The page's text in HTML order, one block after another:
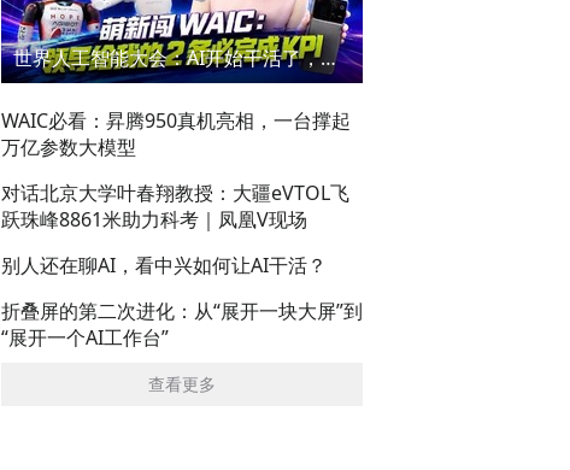
世界人工智能大会：AI开始干活了，但到底干的怎么样？萌新闯WAIC
WAIC必看：昇腾950真机亮相，一台撑起
万亿参数大模型
对话北京大学叶春翔教授：大疆eVTOL飞
跃珠峰8861米助力科考｜凤凰V现场
别人还在聊AI，看中兴如何让AI干活？
折叠屏的第二次进化：从“展开一块大屏”到
“展开一个AI工作台”
查看更多